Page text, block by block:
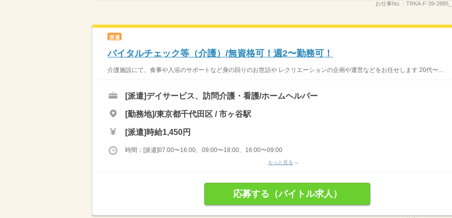
お仕事No.： TRKA-F-39-
派遣
バイタルチェック等（介護）/無資格可！週2〜勤務可！
介護施設にて、食事や入浴のサポートなど身の回りのお世話や レクリエーションの企画や運営などをお任せします 20代〜...
[派遣]デイサービス、訪問介護・看護/ホームヘルパー
[勤務地]/東京都千代田区 / 市ヶ谷駅
[派遣] 時給1,450円
時間：[派遣]07:00〜16:00、09:00〜18:00、16:00〜09:00
もっと見る
応募する（バイトル求人）